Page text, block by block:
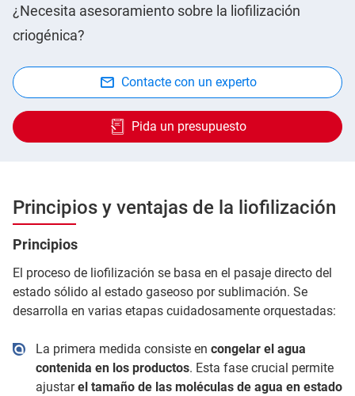
¿Necesita asesoramiento sobre la liofilización
criogénica?
Contacte con un experto
Pida un presupuesto
Principios y ventajas de la liofilización
Principios
El proceso de liofilización se basa en el pasaje directo del
estado sólido al estado gaseoso por sublimación. Se
desarrolla en varias etapas cuidadosamente orquestadas:
La primera medida consiste en congelar el agua
contenida en los productos. Esta fase crucial permite
ajustarel tamaño de las moléculas de agua en estado